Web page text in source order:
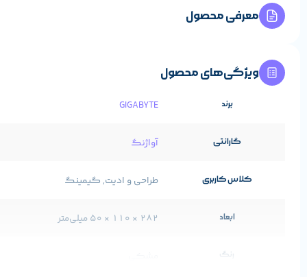
معرفی محصول
ویژگی‌های محصول
برند GIGABYTE
گارانتی آواژنگ
کلاس کاربری طراحی و ادیت, گیمینگ
ابعاد 282 × 110 × 50 میلی‌متر
رنگ